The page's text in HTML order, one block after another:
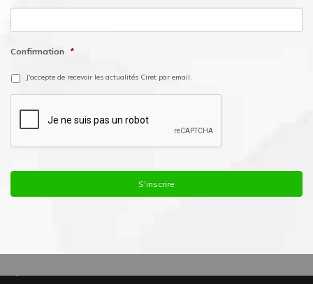
Confirmation *
J'accepte de recevoir les actualités Ciret par email.